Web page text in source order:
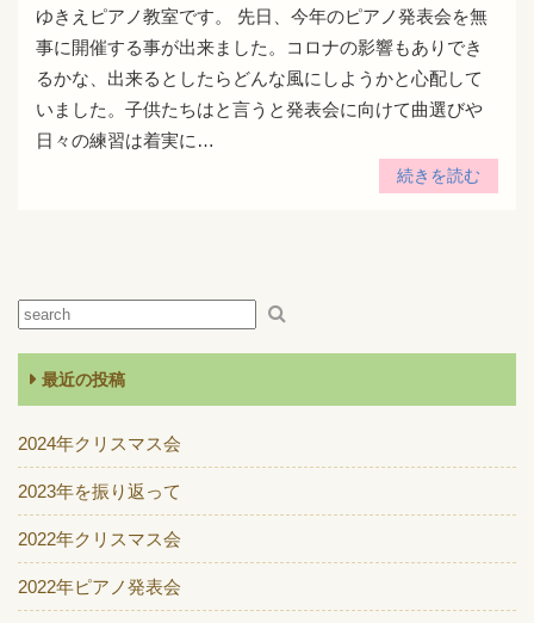
ゆきえピアノ教室です。 先日、今年のピアノ発表会を無
事に開催する事が出来ました。コロナの影響もありでき
るかな、出来るとしたらどんな風にしようかと心配して
いました。子供たちはと言うと発表会に向けて曲選びや
日々の練習は着実に…
続きを読む
最近の投稿
2024年クリスマス会
2023年を振り返って
2022年クリスマス会
2022年ピアノ発表会